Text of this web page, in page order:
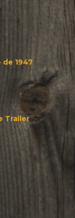
de 1947
Trailer